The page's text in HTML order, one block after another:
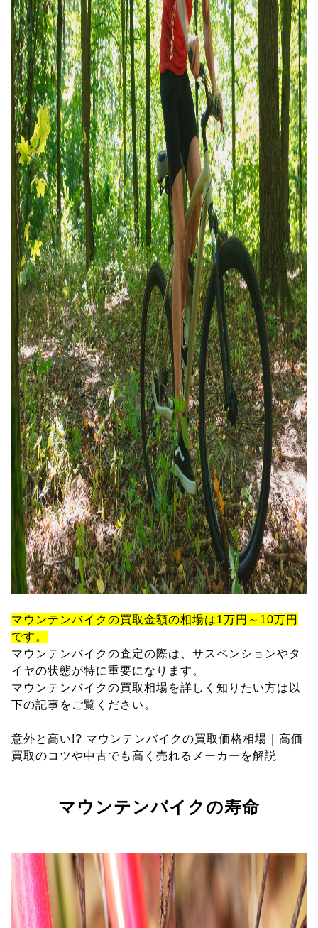
マウンテンバイクの買取金額の相場は1万円～10万円
です。
マウンテンバイクの査定の際は、サスペンションやタ
イヤの状態が特に重要になります。
マウンテンバイクの買取相場を詳しく知りたい方は以
下の記事をご覧ください。
意外と高い!? マウンテンバイクの買取価格相場｜高価
買取のコツや中古でも高く売れるメーカーを解説
マウンテンバイクの寿命